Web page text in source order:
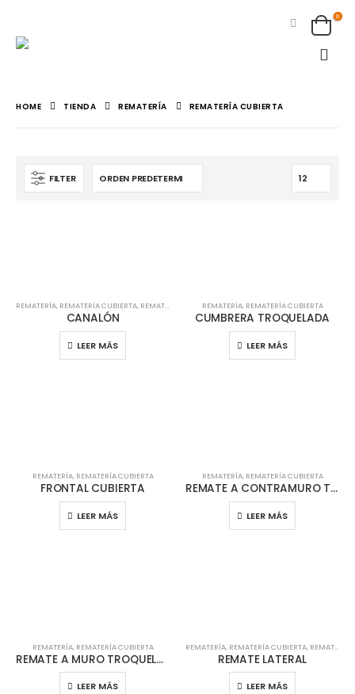
0
HOME TIENDA REMATERÍA REMATERÍA CUBIERTA
FILTER
REMATERÍA, REMATERÍA CUBIERTA, REMATERÍA TEJA
CANALÓN
LEER MÁS
REMATERÍA, REMATERÍA CUBIERTA
CUMBRERA TROQUELADA
LEER MÁS
REMATERÍA, REMATERÍA CUBIERTA
FRONTAL CUBIERTA
LEER MÁS
REMATERÍA, REMATERÍA CUBIERTA
REMATE A CONTRAMURO TROQUELADO
LEER MÁS
REMATERÍA, REMATERÍA CUBIERTA
REMATE A MURO TROQUELADO
LEER MÁS
REMATERÍA, REMATERÍA CUBIERTA, REMATERÍA TEJA
REMATE LATERAL
LEER MÁS